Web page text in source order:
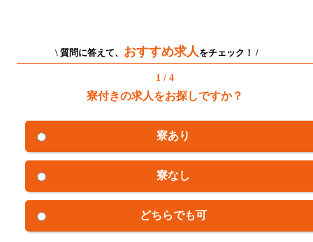
\ 質問に答えて、 おすすめ求人 をチェック！ /
1 / 4
寮付きの求人をお探しですか？
寮あり
寮なし
どちらでも可